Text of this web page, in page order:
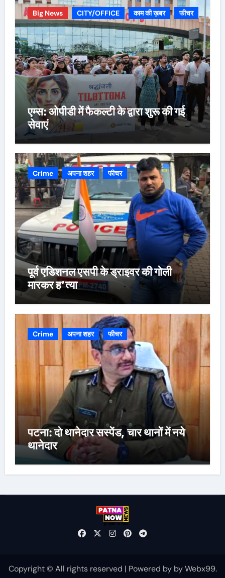
Big News CITY/OFFICE काम की ख़बर फीचर
एम्स: ओपीडी में फैकल्टी के द्वारा शुरू की गई
सेवाएं
Crime अपना शहर फीचर
पूर्व एडिशनल एसपी के ड्राइवर की गोली
मारकर ह’त्या
Crime अपना शहर फीचर
पटना: दो थानेदार सस्पेंड, चार थानों में नये
थानेदार
Copyright © All rights reserved | Powered by byWebx99.